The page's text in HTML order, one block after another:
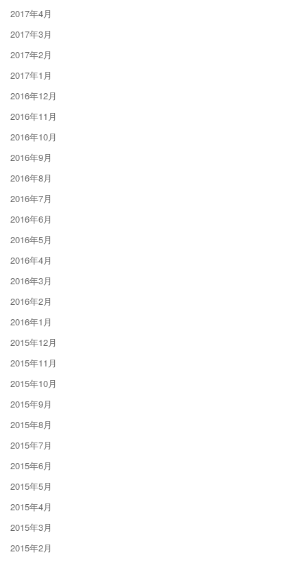
2017年4月
2017年3月
2017年2月
2017年1月
2016年12月
2016年11月
2016年10月
2016年9月
2016年8月
2016年7月
2016年6月
2016年5月
2016年4月
2016年3月
2016年2月
2016年1月
2015年12月
2015年11月
2015年10月
2015年9月
2015年8月
2015年7月
2015年6月
2015年5月
2015年4月
2015年3月
2015年2月